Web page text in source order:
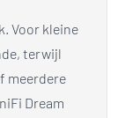
Voor kleine
terwijl
meerdere
Dream